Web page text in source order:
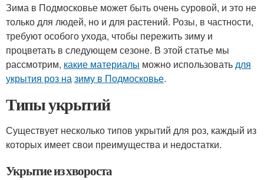
Зима в Подмосковье может быть очень суровой, и это не
только для людей, но и для растений. Розы, в частности,
требуют особого ухода, чтобы пережить зиму и
процветать в следующем сезоне. В этой статье мы
рассмотрим, какие материалы можно использоватьдля
укрытия роз назиму в Подмосковье.
Типы укрытий
Существует несколько типов укрытий для роз, каждый из
которых имеет свои преимущества и недостатки.
Укрытие из хвороста